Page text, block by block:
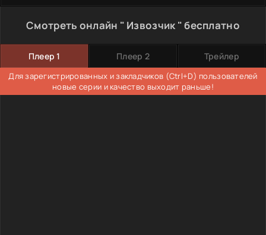
Смотреть онлайн " Извозчик " бесплатно
Плеер 1 Плеер 2 Трейлер
Для зарегистрированных и закладчиков (Ctrl+D) пользователей
новые серии и качество выходит раньше!